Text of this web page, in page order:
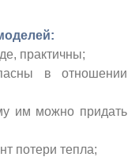
практичны;
в отношении
им можно придать
потери тепла;